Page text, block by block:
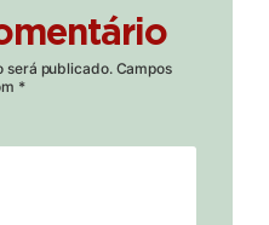
será publicado. Campos
*